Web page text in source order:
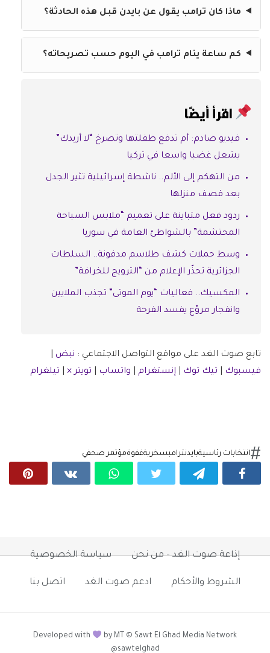
ماذا كان ترامب يقول عن بايدن قبل هذه الحادثة؟
كم ساعة ينام ترامب في اليوم حسب تصريحاته؟
اقرأ أيضًا
فيديو صادم: أم تدفع طفلتها وتصرخ “لا أريدك”
يشعل غضبا واسعا في تركيا
من التهكم إلى الألم.. ناشطة إسرائيلية تثير الجدل
بعد قصف منزلها
ردود فعل متباينة على تعميم “ملابس السباحة
المحتشمة” بالشواطئ العامة في سوريا
وسط حملات كشف طلاسم مدفونة.. السلطات
الجزائرية تحذّر الإعلام من “الترويج للخرافة”
المكسيك.. فعاليات “يوم الموتى” تجذب الملايين
وانفجار مروّع يفسد الفرحة
تابع صوت الغد على مواقع التواصل الاجتماعي : نبض
فيسبوك
تيك توك إنستغرام واتساب تويتر × تيلغرام
انتخابات رئاسيةبايدنترامبسخريةغفوةمؤتمر صحفي
إذاعة صوت الغد – من نحن سياسة الخصوصية
الشروط والأحكام ادعم صوت الغد اتصل بنا
Developed with
by MT © Sawt El Ghad Media Network
@sawtelghad